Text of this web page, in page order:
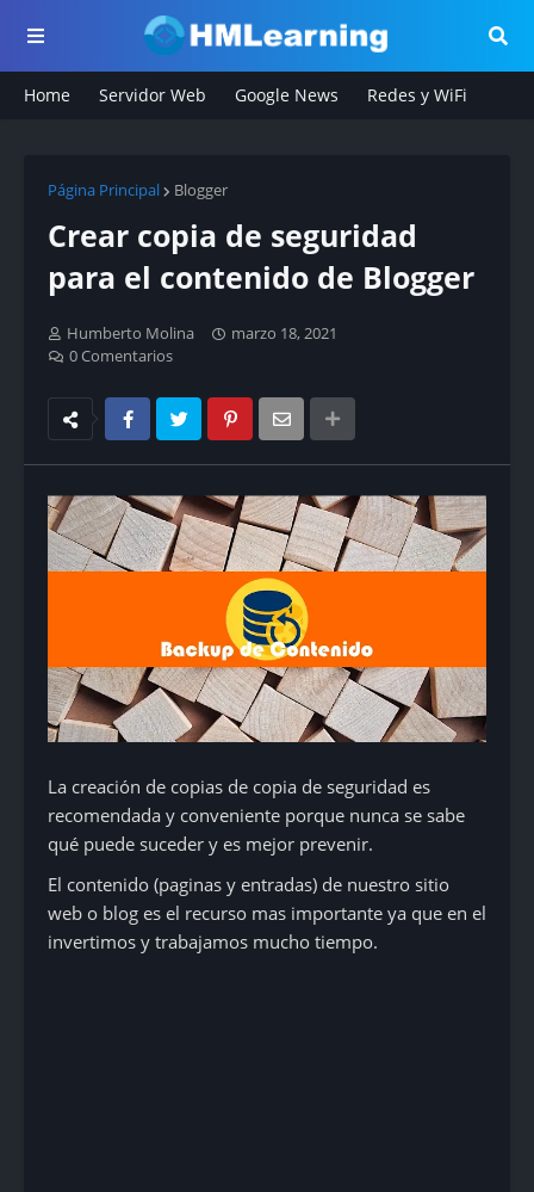
Home Servidor Web Google News Redes y WiFi
Página Principal Blogger
Crear copia de seguridad
para el contenido de Blogger
Humberto Molina
marzo 18, 2021
0 Comentarios
La creación de copias de copia de seguridad es
recomendada y conveniente porque nunca se sabe
qué puede suceder y es mejor prevenir.
El contenido (paginas y entradas) de nuestro sitio
web o blog es el recurso mas importante ya que en el
invertimos y trabajamos mucho tiempo.